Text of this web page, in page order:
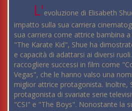
L'evoluzione di Elisabeth
impatto sulla sua carriera
sua carriera come attrice bambina
"The Karate Kid", Shue ha
e capacità di adattarsi ai diversi
raccogliere successi in film come
Vegas", che le hanno valso una
miglior attrice protagonista. Inoltre,
protagonista di svariate serie
"CSI" e "The Boys". Nonostante la